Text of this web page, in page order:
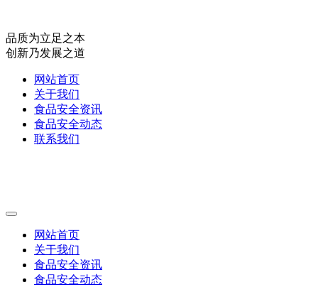
品质为立足之本
创新乃发展之道
网站首页
关于我们
食品安全资讯
食品安全动态
联系我们
网站首页
关于我们
食品安全资讯
食品安全动态